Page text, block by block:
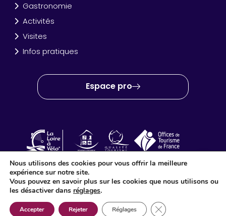
Gastronomie
Activités
Visites
Infos pratiques
Espace pro
OT Amboise Val de Loire © 2024 – Site créé et réalisé par
Point Com
Nous utilisons des cookies pour vous offrir la meilleure
expérience sur notre site.
Vous pouvez en savoir plus sur les cookies que nous utilisons ou
les désactiver dans réglages.
Accepter Rejeter Réglages Fermer la bannière